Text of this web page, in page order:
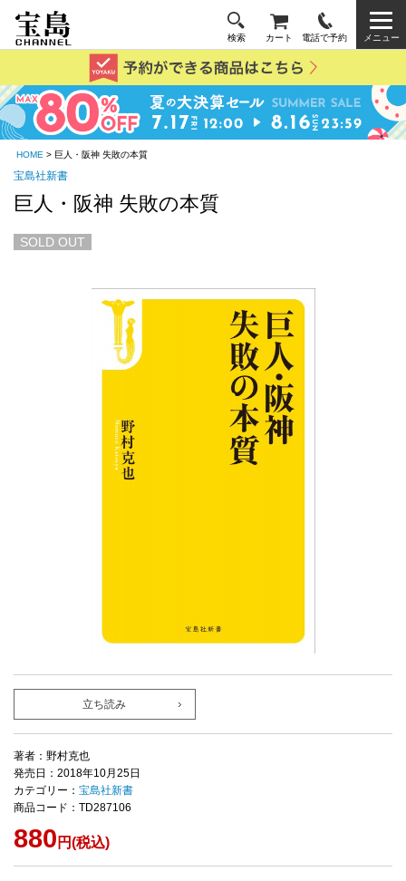
検索 カート 電話で予約 メニュー
HOME > 巨人・阪神 失敗の本質
宝島社新書
巨人・阪神 失敗の本質
SOLD OUT
立ち読み
著者：野村克也
発売日：2018年10月25日
カテゴリー： 宝島社新書
商品コード：TD287106
880 円(税込)